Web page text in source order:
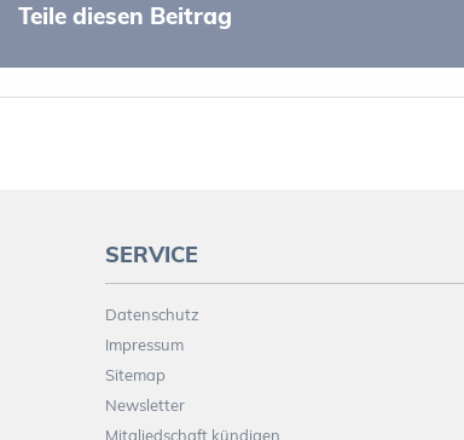
Teile diesen Beitrag
SERVICE
Datenschutz
Impressum
Sitemap
Newsletter
Mitgliedschaft kündigen